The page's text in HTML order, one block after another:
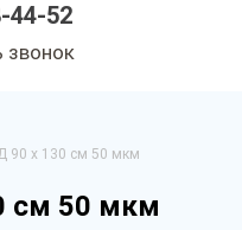
44-52
звонок
90 х 130 см 50 мкм
см 50 мкм